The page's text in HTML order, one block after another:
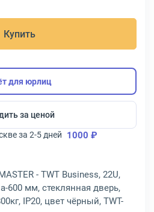
Купить
для юрлиц
за ценой
за 2-5 дней 1000 ₽
- TWT Business, 22U,
600 мм, стеклянная дверь,
IP20, цвет чёрный, TWT-